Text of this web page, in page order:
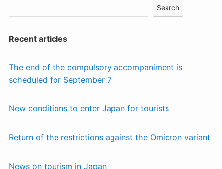
Search
Recent articles
The end of the compulsory accompaniment is
scheduled for September 7
New conditions to enter Japan for tourists
Return of the restrictions against the Omicron variant
News on tourism in Japan